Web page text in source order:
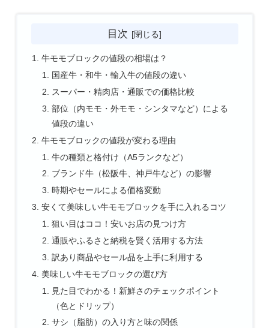
目次
牛モモブロックの値段の相場は？
国産牛・和牛・輸入牛の値段の違い
スーパー・精肉店・通販での価格比較
部位（内モモ・外モモ・シンタマなど）による
値段の違い
牛モモブロックの値段が変わる理由
牛の種類と格付け（A5ランクなど）
ブランド牛（松阪牛、神戸牛など）の影響
時期やセールによる価格変動
安くて美味しい牛モモブロックを手に入れるコツ
狙い目はココ！安いお店の見つけ方
通販やふるさと納税を賢く活用する方法
訳あり商品やセール品を上手に利用する
美味しい牛モモブロックの選び方
見た目でわかる！新鮮さのチェックポイント
（色とドリップ）
サシ（脂肪）の入り方と味の関係